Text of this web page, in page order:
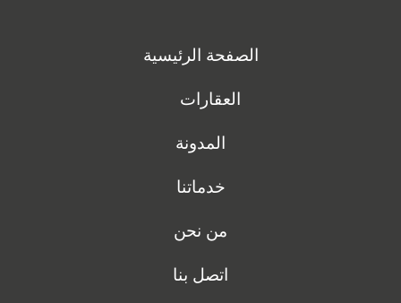
الصفحة الرئيسية
العقارات
المدونة
خدماتنا
من نحن
اتصل بنا